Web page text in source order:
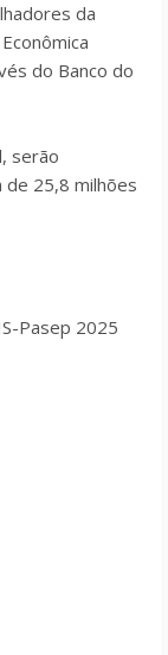
da
do Banco do
serão
de 25,8 milhões
Pasep 2025